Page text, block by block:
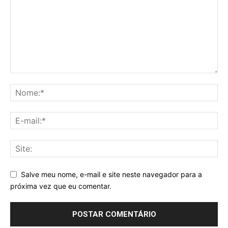
Salve meu nome, e-mail e site neste navegador para a
próxima vez que eu comentar.